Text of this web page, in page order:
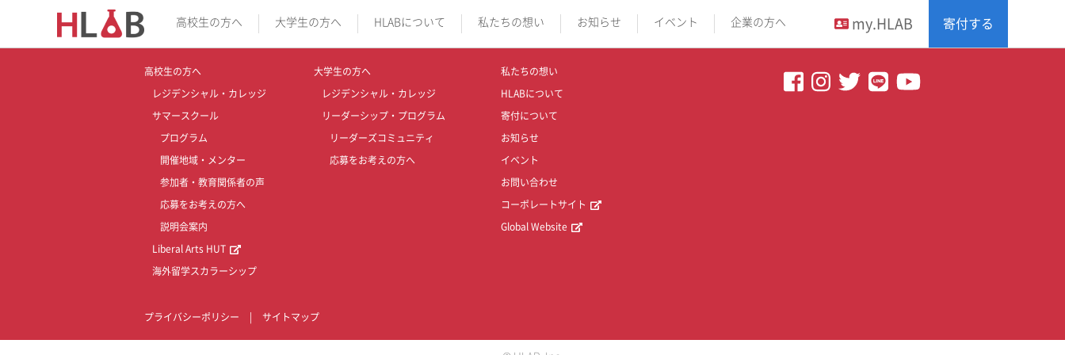
高校生の方へ 大学生の方へ HLABについて 私たちの想い お知らせ イベント 企業の方へ my.HLAB 寄付する
高校生の方へ
レジデンシャル・カレッジ
サマースクール
プログラム
開催地域・メンター
参加者・教育関係者の声
応募をお考えの方へ
説明会案内
Liberal Arts HUT
海外留学スカラーシップ
大学生の方へ
レジデンシャル・カレッジ
リーダーシップ・プログラム
リーダーズコミュニティ
応募をお考えの方へ
私たちの想い
HLABについて
寄付について
お知らせ
イベント
お問い合わせ
コーポレートサイト
Global Website
プライバシーポリシー サイトマップ